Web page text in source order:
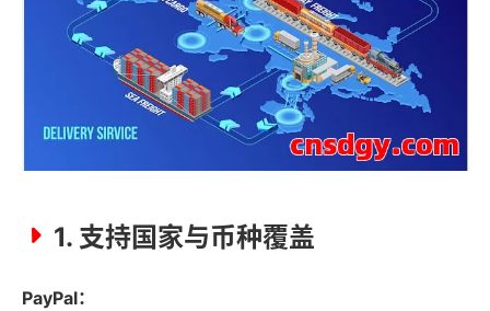
1. 支持国家与币种覆盖
PayPal：